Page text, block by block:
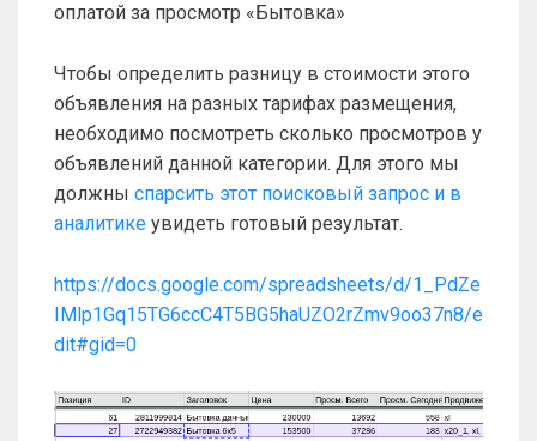
оплатой за просмотр «Бытовка»
Чтобы определить разницу в стоимости этого
объявления на разных тарифах размещения,
необходимо посмотреть сколько просмотров у
объявлений данной категории. Для этого мы
должны спарсить этот поисковый запрос и в
аналитике увидеть готовый результат.
https://docs.google.com/spreadsheets/d/1_PdZe
IMlp1Gq15TG6ccC4T5BG5haUZO2rZmv9oo37n8/e
dit#gid=0